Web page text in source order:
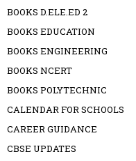
BOOKS D.ELE.ED 2
BOOKS EDUCATION
BOOKS ENGINEERING
BOOKS NCERT
BOOKS POLYTECHNIC
CALENDAR FOR SCHOOLS
CAREER GUIDANCE
CBSE UPDATES